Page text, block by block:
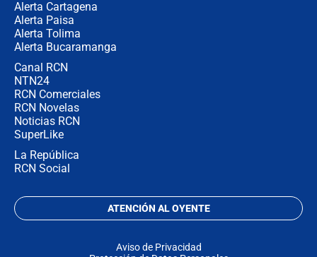
Alerta Cartagena
Alerta Paisa
Alerta Tolima
Alerta Bucaramanga
Canal RCN
NTN24
RCN Comerciales
RCN Novelas
Noticias RCN
SuperLike
La República
RCN Social
ATENCIÓN AL OYENTE
Aviso de Privacidad